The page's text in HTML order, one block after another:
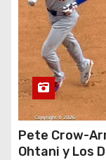
Pete Crow-
Ohtani y Los